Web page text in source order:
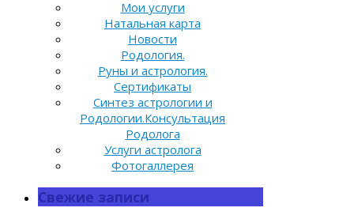
Мои услуги
Натальная карта
Новости
Родология.
Руны и астрология.
Сертификаты
Синтез астрологии и
Родологии.Консультация
Родолога
Услуги астролога
Фотогаллерея
Свежие записи